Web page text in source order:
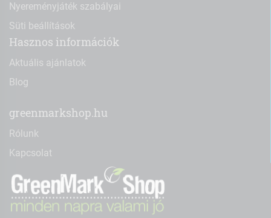
Nyereményjáték szabályai
Süti beállítások
Hasznos információk
Aktuális ajánlatok
Blog
greenmarkshop.hu
Rólunk
Kapcsolat